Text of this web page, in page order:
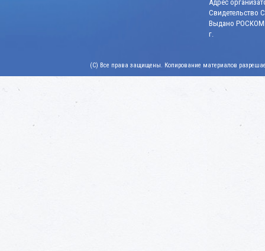
Адрес
Свидетельство
Выдано
г.
(C) Все права защищены. Копирование материалов